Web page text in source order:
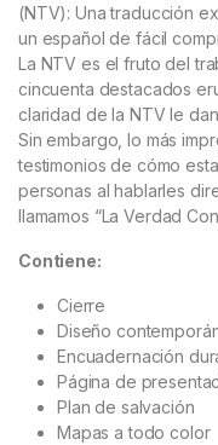
(NTV): Una traducción
un español de fácil
La NTV es el fruto del
cincuenta destacados
claridad de la NTV le
Sin embargo, lo más
testimonios de cómo
personas al hablarles
llamamos “La Verdad
Contiene:
Cierre
Diseño
Encuadernación
Página de
Plan de salvación
Mapas a todo color